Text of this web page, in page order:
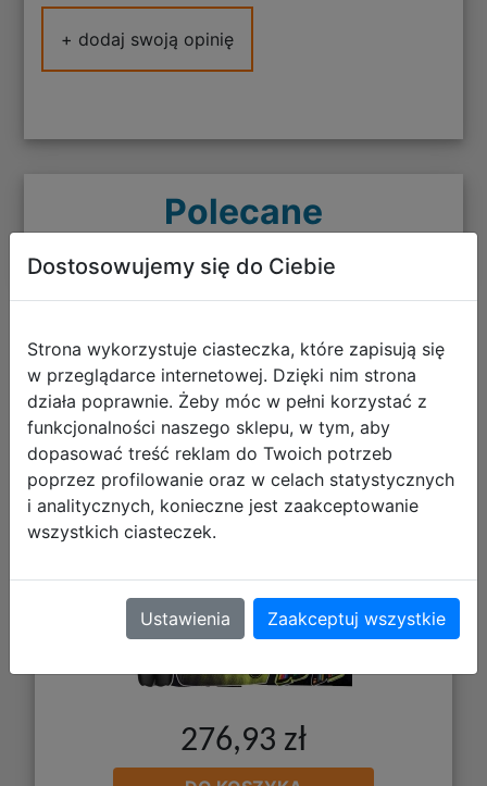
+ dodaj swoją opinię
Polecane
CoolPack Zestaw Szkolny Gradient
Lemon 5el. Plecak Jerry E29510/F +
Worek E70510 + Piórnik E66510 +
Saszetka E61510 + Butelka Z04510
276,93 zł
Dostosowujemy się do Ciebie
Strona wykorzystuje ciasteczka, które zapisują się
w przeglądarce internetowej. Dzięki nim strona
działa poprawnie. Żeby móc w pełni korzystać z
funkcjonalności naszego sklepu, w tym, aby
dopasować treść reklam do Twoich potrzeb
poprzez profilowanie oraz w celach statystycznych
i analitycznych, konieczne jest zaakceptowanie
wszystkich ciasteczek.
Ustawienia Zaakceptuj wszystkie